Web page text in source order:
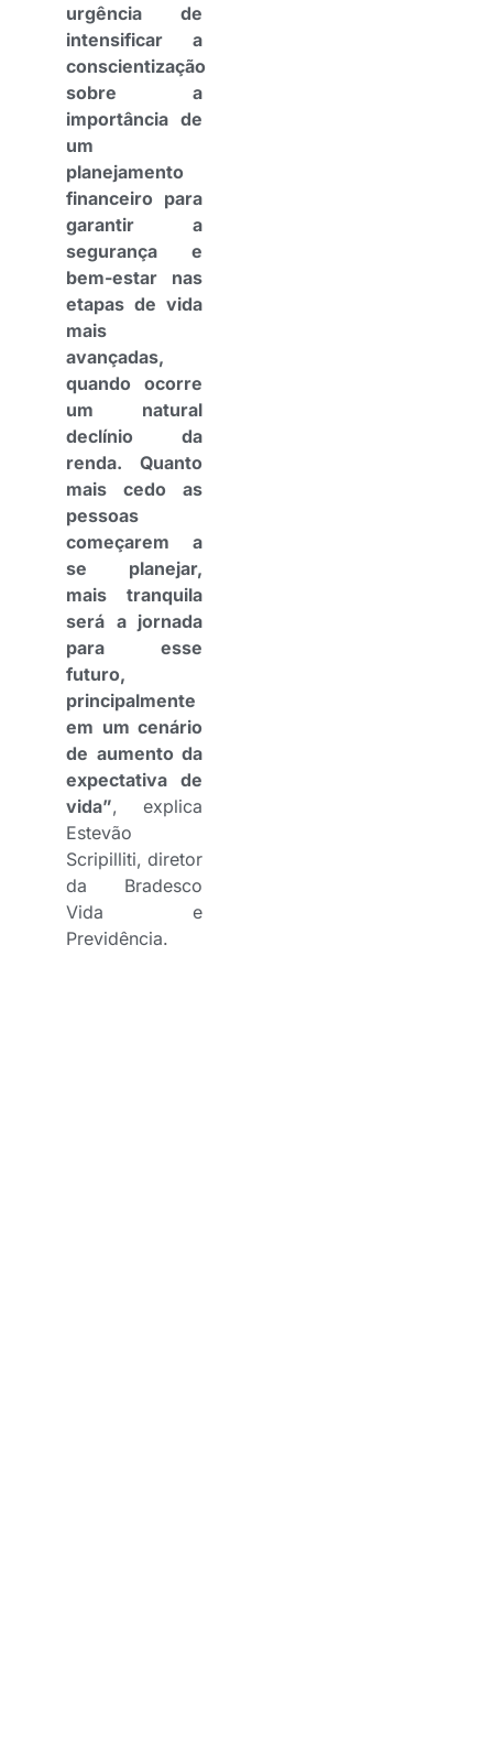
urgência de
intensificar a
conscientização
sobre a
importância de
um
planejamento
financeiro para
garantir a
segurança e
bem-estar nas
etapas de vida
mais
avançadas,
quando ocorre
um natural
declínio da
renda. Quanto
mais cedo as
pessoas
começarem a
se planejar,
mais tranquila
será a jornada
para esse
futuro,
principalmente
em um cenário
de aumento da
expectativa de
vida”, explica
Estevão
Scripilliti, diretor
da Bradesco
Vida e
Previdência.